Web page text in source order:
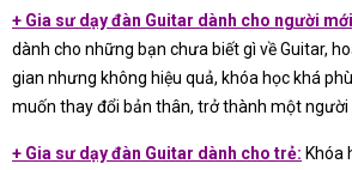
+ Gia sư dạy đàn Guitar dành cho người
dành cho những bạn chưa biết gì về Guitar,
gian nhưng không hiệu quả, khóa học khá
muốn thay đổi bản thân, trở thành một người
+ Gia sư dạy đàn Guitar dành cho trẻ: Khóa